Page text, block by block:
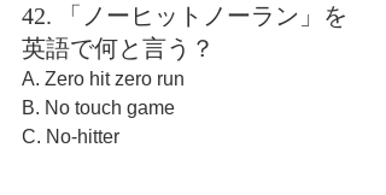
42. 「ノーヒットノーラン」を
英語で何と言う？
A. Zero hit zero run
B. No touch game
C. No-hitter